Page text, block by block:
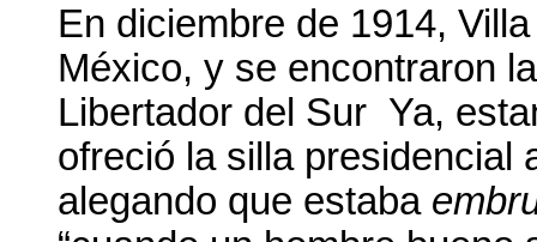
En diciembre de 1914,
México, y se encontraron
Libertador del Sur Ya,
ofreció la silla presidencial
alegando que estaba